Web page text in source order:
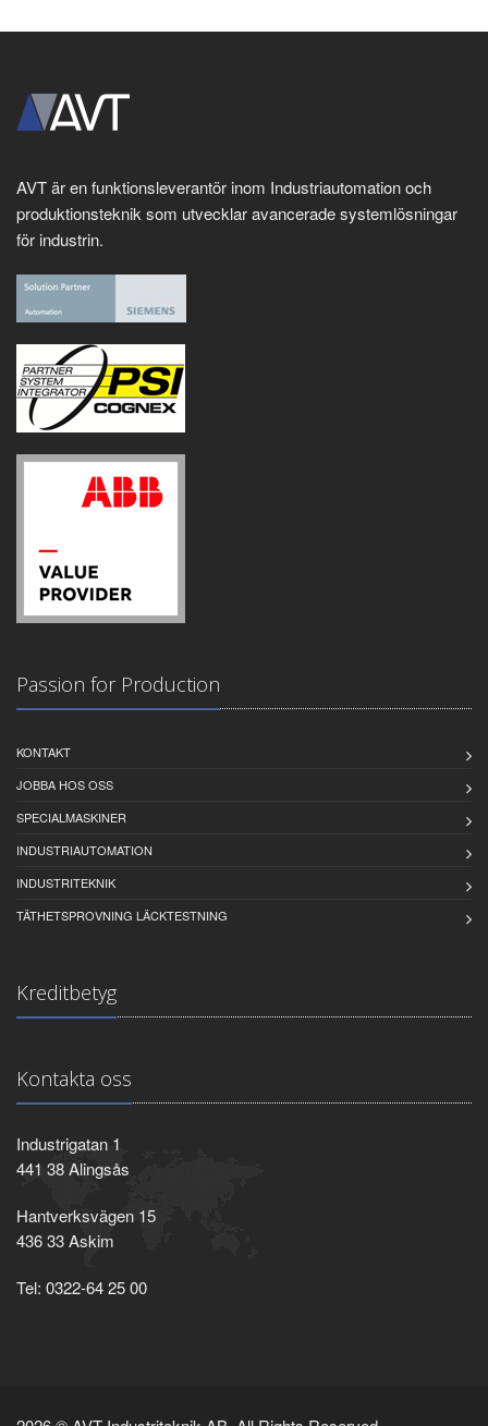
AVT är en funktionsleverantör inom Industriautomation och
produktionsteknik som utvecklar avancerade systemlösningar
för industrin.
Passion for Production
KONTAKT
JOBBA HOS OSS
SPECIALMASKINER
INDUSTRIAUTOMATION
INDUSTRITEKNIK
TÄTHETSPROVNING LÄCKTESTNING
Kreditbetyg
Kontakta oss
Industrigatan 1
441 38 Alingsås
Hantverksvägen 15
436 33 Askim
Tel: 0322-64 25 00